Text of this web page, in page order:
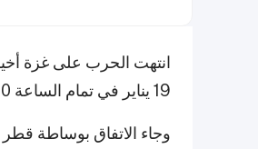
انتهت الحرب على غزة
19 يناير في تمام الساعة 9:30 صباحاً بتوقيت الدوحة.